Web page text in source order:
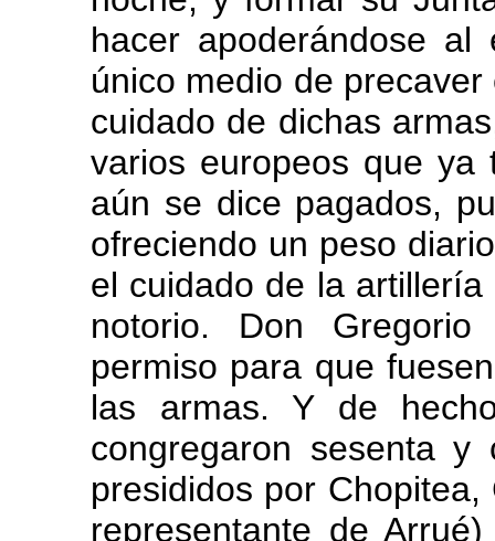
hacer apoderándose
único medio de
cuidado de dichas
varios europeos que ya
aún se dice pagados,
ofreciendo un peso
el cuidado de la
notorio. Don
permiso para que
las armas. Y de
congregaron sesenta y
presididos por
representante de